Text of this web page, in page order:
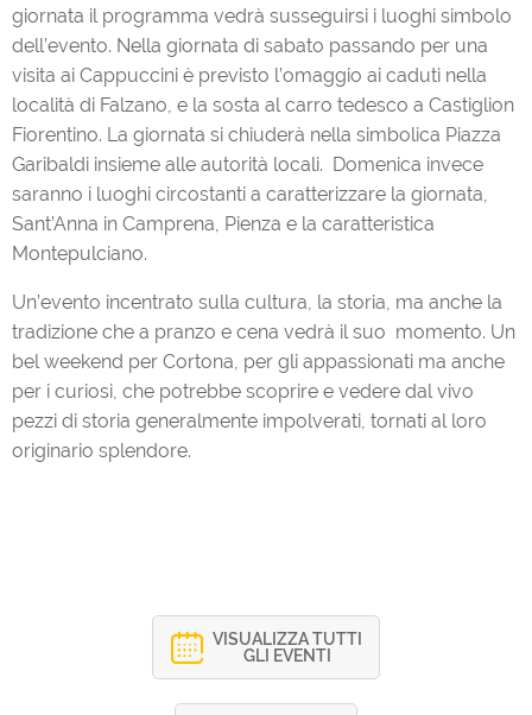
giornata il programma vedrà susseguirsi i luoghi simbolo
dell’evento. Nella giornata di sabato passando per una
visita ai Cappuccini è previsto l’omaggio ai caduti nella
località di Falzano, e la sosta al carro tedesco a Castiglion
Fiorentino. La giornata si chiuderà nella simbolica Piazza
Garibaldi insieme alle autorità locali. Domenica invece
saranno i luoghi circostanti a caratterizzare la giornata,
Sant’Anna in Camprena, Pienza e la caratteristica
Montepulciano.
Un’evento incentrato sulla cultura, la storia, ma anche la
tradizione che a pranzo e cena vedrà il suo momento. Un
bel weekend per Cortona, per gli appassionati ma anche
per i curiosi, che potrebbe scoprire e vedere dal vivo
pezzi di storia generalmente impolverati, tornati al loro
originario splendore.
VISUALIZZA TUTTI
GLI EVENTI